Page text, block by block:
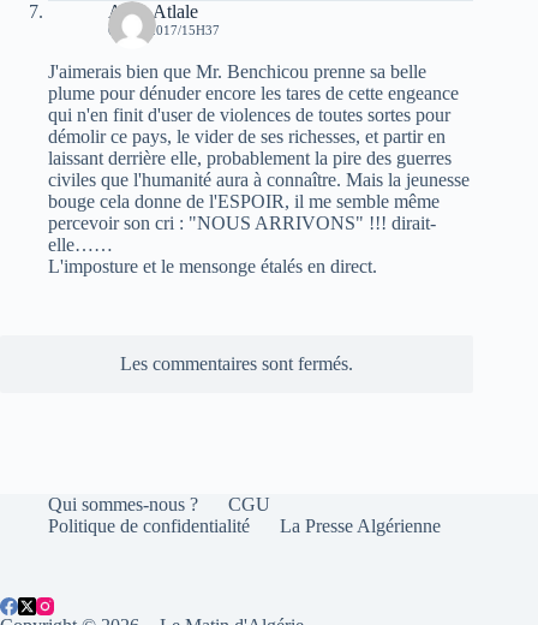
Atala Atlale
6 MAI 2017/15H37
J'aimerais bien que Mr. Benchicou prenne sa belle
plume pour dénuder encore les tares de cette engeance
qui n'en finit d'user de violences de toutes sortes pour
démolir ce pays, le vider de ses richesses, et partir en
laissant derrière elle, probablement la pire des guerres
civiles que l'humanité aura à connaître. Mais la jeunesse
bouge cela donne de l'ESPOIR, il me semble même
percevoir son cri : "NOUS ARRIVONS" !!! dirait-
elle……
L'imposture et le mensonge étalés en direct.
Les commentaires sont fermés.
Qui sommes-nous ?
CGU
Politique de confidentialité
La Presse Algérienne